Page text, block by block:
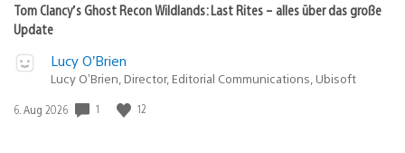
Tom Clancy’s Ghost Recon Wildlands: Last Rites – alles über das große
Update
Lucy O’Brien
Lucy O’Brien, Director, Editorial Communications, Ubisoft
Veröffentlichungsdatum:
6. Aug 2026 1 12